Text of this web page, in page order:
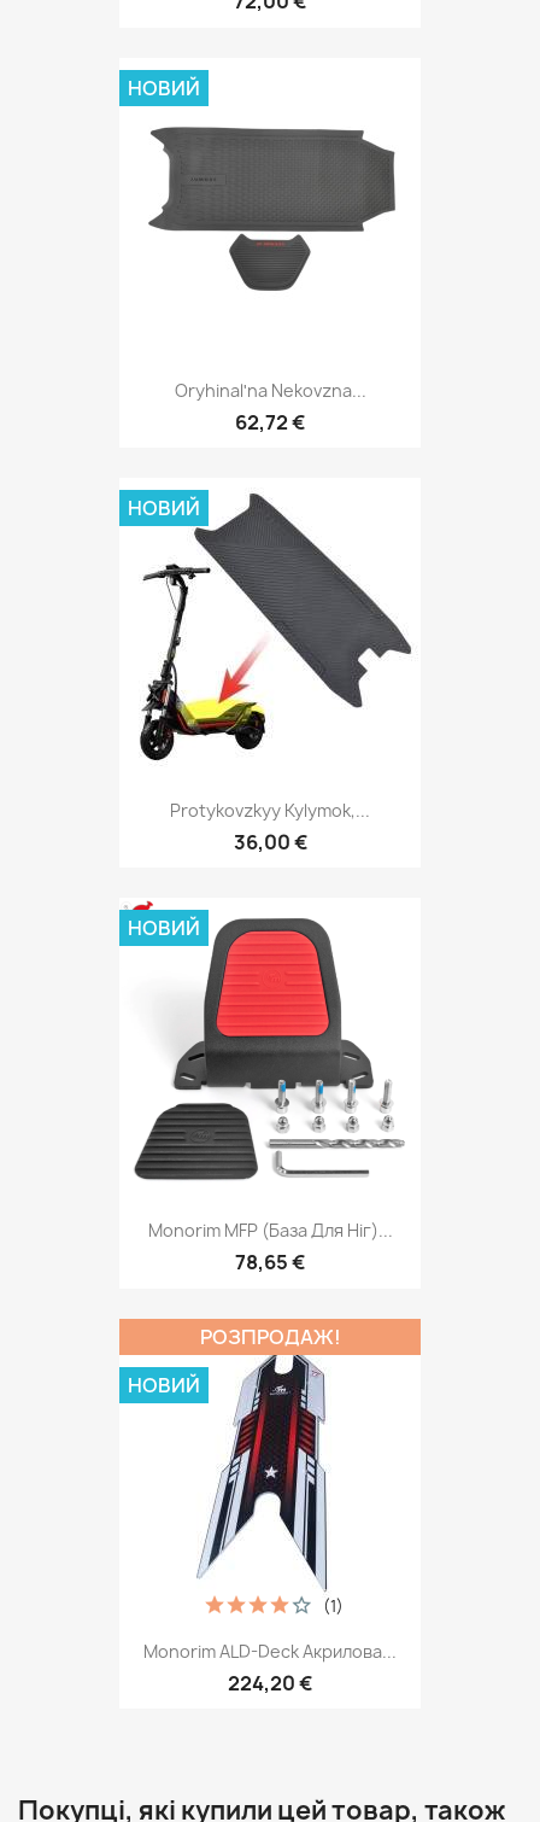
Oryhinalʹna Nekovzna...
62,72 €
НОВИЙ
Protykovzkyy Kylymok,...
36,00 €
НОВИЙ
Monorim MFP (база Для Ніг)...
78,65 €
НОВИЙ
Monorim ALD-Deck Акрилова...
224,20 €
(1)
РОЗПРОДАЖ!
НОВИЙ
Покупці, які купили цей товар, також